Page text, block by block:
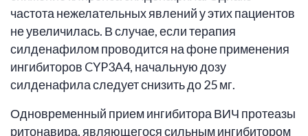
частота нежелательных явлений у этих пациентов
не увеличилась. В случае, если терапия
силденафилом проводится на фоне применения
ингибиторов CYP3A4, начальную дозу
силденафила следует снизить до 25 мг.
Одновременный прием ингибитора ВИЧ протеазы
ритонавира, являющегося сильным ингибитором